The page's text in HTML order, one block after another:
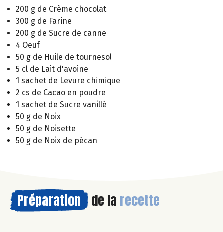
200 g de Crème chocolat
300 g de Farine
200 g de Sucre de canne
4 Oeuf
50 g de Huile de tournesol
5 cl de Lait d'avoine
1 sachet de Levure chimique
2 cs de Cacao en poudre
1 sachet de Sucre vanillé
50 g de Noix
50 g de Noisette
50 g de Noix de pécan
Préparation de la recette